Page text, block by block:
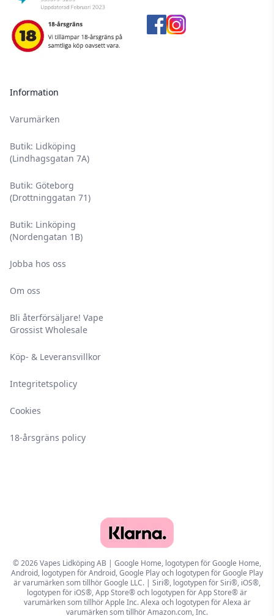
Information
Varumärken
Butik: Lidköping
(Lindhagsgatan 7A)
Butik: Göteborg
(Drottninggatan 71)
Butik: Linköping
(Nordengatan 1B)
Jobba hos oss
Om oss
Bli återförsäljare! Vape
Grossist Wholesale
Köp- & Leveransvillkor
Integritetspolicy
Cookies
18-årsgräns policy
© 2026 Vapes Lidköping AB | Google Home, logotypen för Google Home,
Android, logotypen för Android, Google Play och logotypen för Google Play
är varumärken som tillhör Google LLC. | Siri®, logotypen för Siri®, iOS®,
logotypen för iOS®, App Store® och logotypen för App Store® är
varumärken som tillhör Apple Inc. Alexa och logotypen för Alexa är
varumärken som tillhör Amazon.com, Inc.